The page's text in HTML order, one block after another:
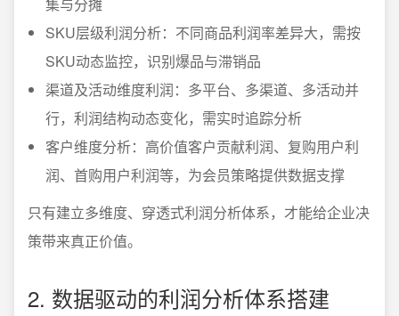
SKU层级利润分析：不同商品利润率差异大，需按
SKU动态监控，识别爆品与滞销品
渠道及活动维度利润：多平台、多渠道、多活动并
行，利润结构动态变化，需实时追踪分析
客户维度分析：高价值客户贡献利润、复购用户利
润、首购用户利润等，为会员策略提供数据支撑
只有建立多维度、穿透式利润分析体系，才能给企业决
策带来真正价值。
2. 数据驱动的利润分析体系搭建